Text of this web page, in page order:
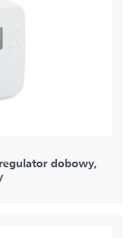
dobowy,